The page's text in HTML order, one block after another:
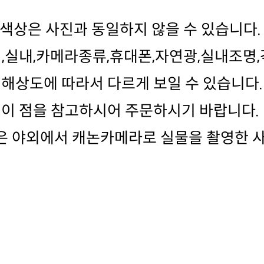
색상은 사진과 동일하지 않을 수 있습니다.
실내,카메라종류,휴대폰,자연광,실내조명,
해상도에 따라서 다르게 보일 수 있습니다.
이 점을 참고하시어 주문하시기 바랍니다.
야외에서 캐논카메라로 실물을 촬영한